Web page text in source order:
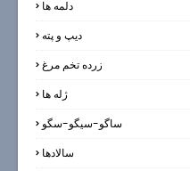
دلمه ها
ديپ و پته
زرده تخم مرغ
ژله ها
ساگو-سیگو-سگو
سالادها